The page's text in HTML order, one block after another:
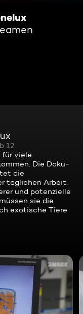
12
für viele
Die Doku-
die
täglichen Arbeit.
und potenzielle
sie die
exotische Tiere